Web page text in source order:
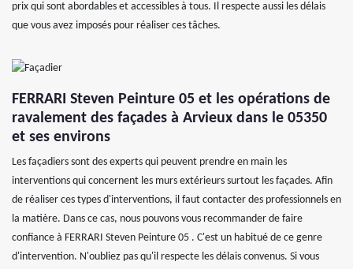
prix qui sont abordables et accessibles à tous. Il respecte aussi les délais
que vous avez imposés pour réaliser ces tâches.
FERRARI Steven Peinture 05 et les opérations de
ravalement des façades à Arvieux dans le 05350
et ses environs
Les façadiers sont des experts qui peuvent prendre en main les
interventions qui concernent les murs extérieurs surtout les façades. Afin
de réaliser ces types d'interventions, il faut contacter des professionnels en
la matière. Dans ce cas, nous pouvons vous recommander de faire
confiance à FERRARI Steven Peinture 05 . C'est un habitué de ce genre
d'intervention. N'oubliez pas qu'il respecte les délais convenus. Si vous